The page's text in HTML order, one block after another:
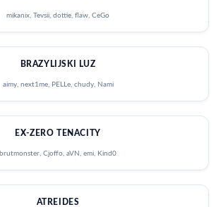
mikanix, Tevsii, dottie, flaw, CeGo
BRAZYLIJSKI LUZ
aimy, next1me, PELLe, chudy, Nami
EX-ZERO TENACITY
brutmonster, Cjoffo, aVN, emi, Kind0
ATREIDES